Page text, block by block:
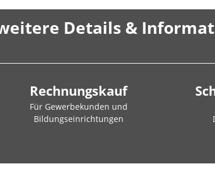
Details &
Rechnungskauf
Für Gewerbekunden und
Bildungseinrichtungen